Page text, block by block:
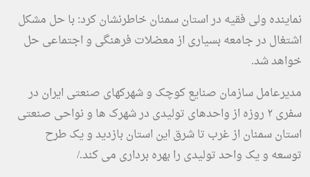
نماینده ولی فقیه در استان سمنان خاطرنشان کرد: با حل مشکل
اشتغال در جامعه بسیاری از معضلات فرهنگی و اجتماعی حل
خواهد شد.
مدیرعامل سازمان صنایع کوچک و شهرکهای صنعتی ایران در
سفری ۲ روزه از واحدهای تولیدی در شهرک ها و نواحی صنعتی
استان سمنان از غرب تا شرق این استان بازدید و یک طرح
توسعه و یک واحد تولیدی را بهره برداری می کند./